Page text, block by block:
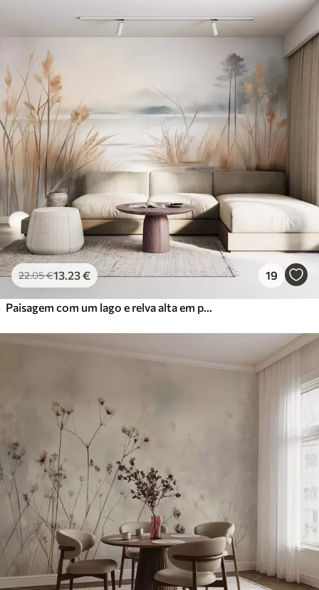
22.05€13 .23€ 19